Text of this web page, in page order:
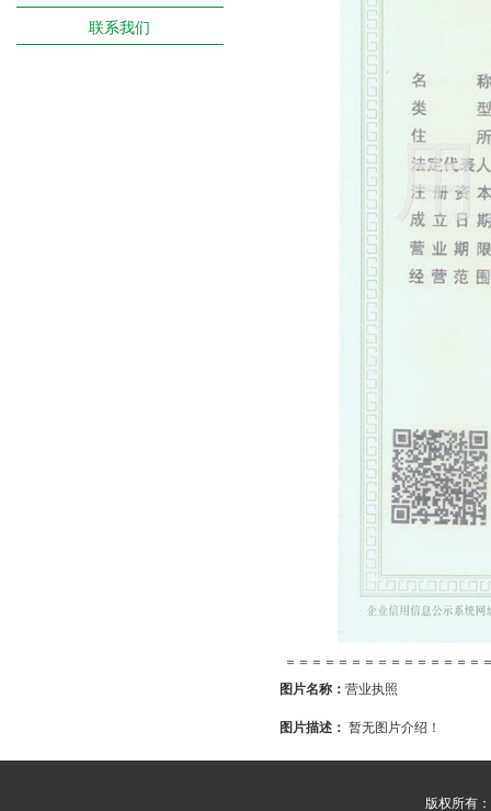
联系我们
＝＝＝＝＝＝＝＝＝＝＝＝＝＝＝
图片名称： 营业执照
图片描述： 暂无图片介绍！
版权所有